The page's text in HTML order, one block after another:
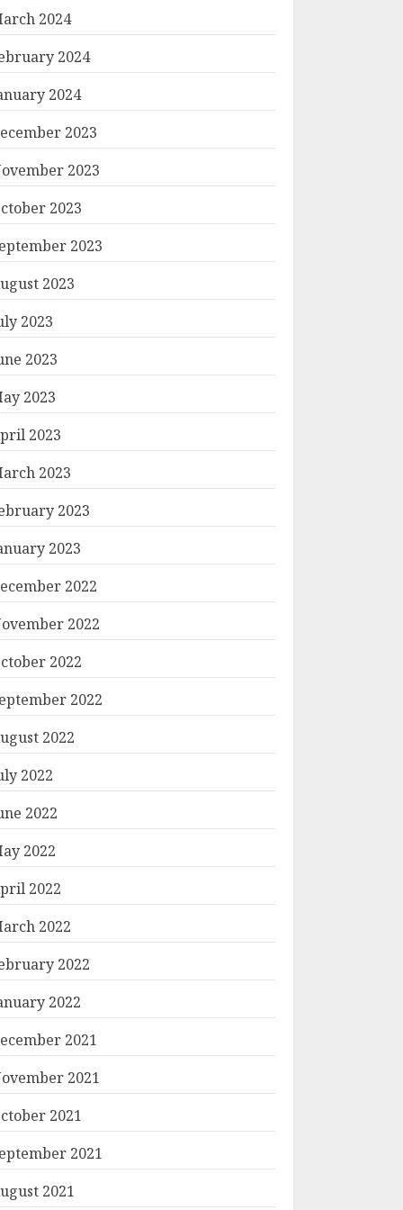
2024
2024
2024
2023
2023
2023
2023
2023
2023
2023
2023
2023
2023
2023
2023
2022
2022
2022
2022
2022
2022
2022
2022
2022
2022
2022
2022
2021
2021
2021
2021
2021